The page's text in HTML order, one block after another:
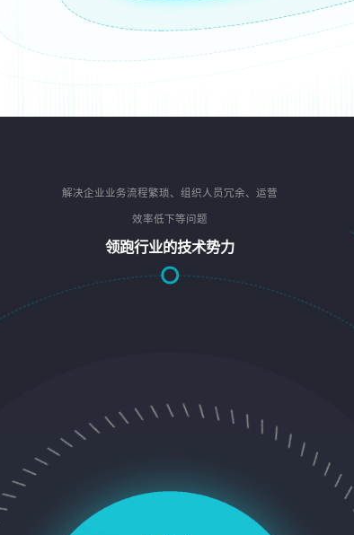
解决企业业务流程繁琐、组织人员冗余、运营
效率低下等问题
领跑行业的技术势力